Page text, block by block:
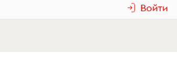
Войти